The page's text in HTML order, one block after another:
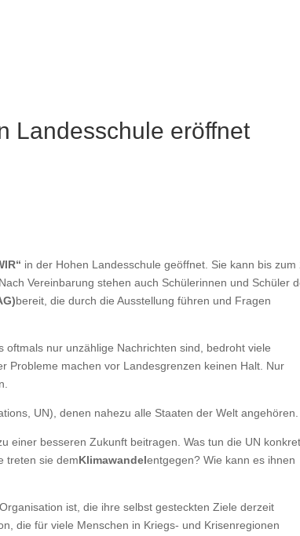
Landesschule eröffnet
in der Hohen Landesschule geöffnet. Sie kann bis zum
Vereinbarung stehen auch Schülerinnen und Schüler
bereit, die durch die Ausstellung führen und Fragen
nur unzählige Nachrichten sind, bedroht viele
Probleme machen vor Landesgrenzen keinen Halt. Nur
UN), denen nahezu alle Staaten der Welt angehören.
einer besseren Zukunft beitragen. Was tun die UN
treten sie demKlimawandelentgegen? Wie kann es ihnen
ist, die ihre selbst gesteckten Ziele derzeit
die für viele Menschen in Kriegs- und Krisenregionen